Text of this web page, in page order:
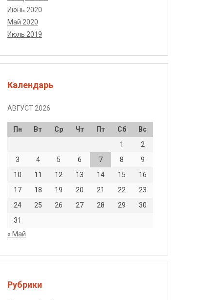
Июнь 2020
Май 2020
Июль 2019
Календарь
АВГУСТ 2026
Пн Вт Ср Чт Пт Сб
Вс
1
2
3
4 5 6 7 8
9
10
11 12 13 14 15
16
17
18 19 20 21 22
23
24
25 26 27 28 29
30
31
« Май
Рубрики